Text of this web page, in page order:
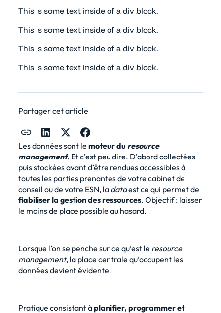
This is some text inside of a div block.
This is some text inside of a div block.
This is some text inside of a div block.
This is some text inside of a div block.
Partager cet article
Les données sont le moteur du resource
management. Et c’est peu dire. D’abord collectées
puis stockées avant d’être rendues accessibles à
toutes les parties prenantes de votre cabinet de
conseil ou de votre ESN, la dataest ce qui permet de
fiabiliser la gestion des ressources. Objectif : laisser
le moins de place possible au hasard.
Lorsque l’on se penche sur ce qu’est le resource
management, la place centrale qu’occupent les
données devient évidente.
Pratique consistant àplanifier, programmer et